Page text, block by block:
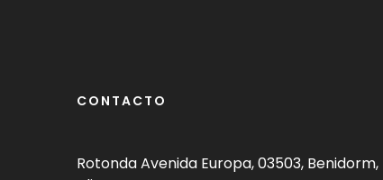
CONTACTO
Rotonda Avenida Europa, 03503, Benidorm,